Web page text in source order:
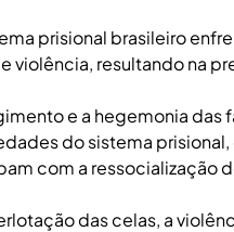
prisional brasileiro
violência, resultando na
e a hegemonia das
do sistema
com a ressocialização
das celas, a